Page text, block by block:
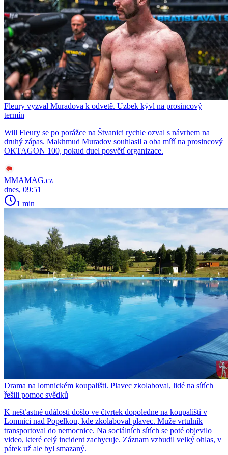
Fleury vyzval Muradova k odvetě. Uzbek kývl na prosincový
termín
Will Fleury se po porážce na Štvanici rychle ozval s návrhem na
druhý zápas. Makhmud Muradov souhlasil a oba míří na prosincový
OKTAGON 100, pokud duel posvětí organizace.
MMAMAG.cz
dnes, 09:51
1 min
Drama na lomnickém koupališti. Plavec zkolaboval, lidé na sítích
řešili pomoc svědků
K nešťastné události došlo ve čtvrtek dopoledne na koupališti v
Lomnici nad Popelkou, kde zkolaboval plavec. Muže vrtulník
transportoval do nemocnice. Na sociálních sítích se poté objevilo
video, které celý incident zachycuje. Záznam vzbudil velký ohlas, v
pátek už ale byl smazaný.